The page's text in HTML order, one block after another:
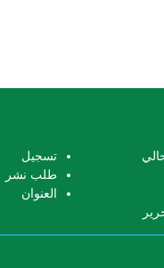
تسجيل
طلب نشر
العنوان